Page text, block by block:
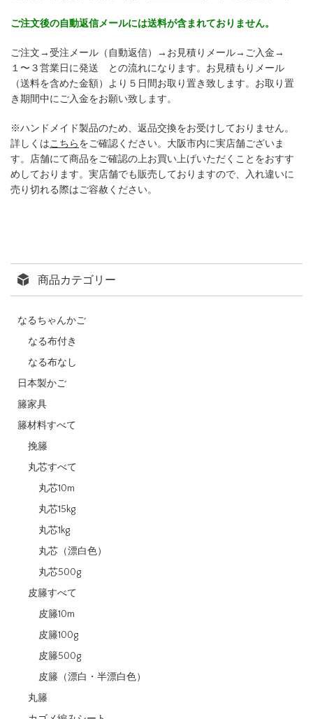
ご注文後の自動返信メールには送料が含まれておりません。
ご注文→受注メール（自動返信）→お見積りメール→ご入金→
１〜３営業日に発送 との流れになります。お見積もりメール
（送料を含めた金額）より５日間お取り置き致します。お取り置
き期間中にご入金をお願い致します。
※ハンドメイド製品のため、返品交換をお受けしておりません。
詳しくはこちらをご確認ください。大阪市内に実店舗ございま
す。店舗にて商品をご確認の上お買い上げいただくことをおすす
めしております。実店舗でも販売しておりますので、入れ違いに
売り切れる際はご容赦ください。
商品カテゴリー
なるちゃんかご
なる布付き
なる布なし
日本製かご
籐家具
籐材料すべて
挽籐
丸芯すべて
丸芯10m
丸芯15kg
丸芯1kg
丸芯（漂白色）
丸芯500g
皮籐すべて
皮籐10m
皮籐100g
皮籐500g
皮籐（漂白・半漂白色）
丸籐